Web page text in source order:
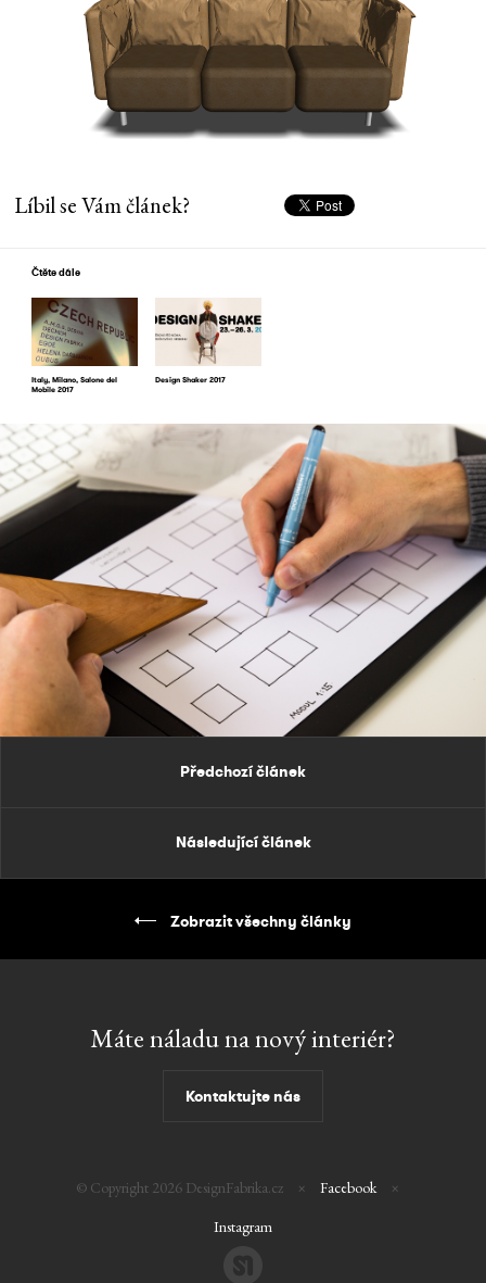
Líbil se Vám článek?
Čtěte dále
Italy, Milano, Salone del
Mobile 2017
Design Shaker 2017
Předchozí článek
Následující článek
Zobrazit všechny články
Mátenáladunanovýinteriér?
Kontaktujte nás
© Copyright 2026 DesignFabrika.cz × Facebook
×
Instagram